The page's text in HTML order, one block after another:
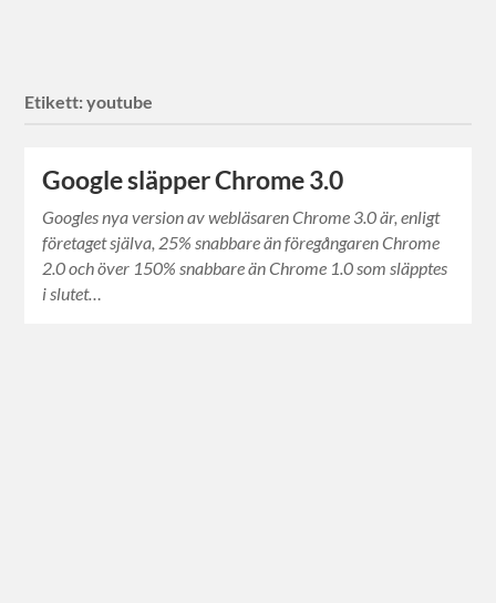
Etikett:youtube
Google släpper Chrome 3.0
Googles nya version av webläsaren Chrome 3.0 är, enligt
företaget själva, 25% snabbare än föregångaren Chrome
2.0 och över 150% snabbare än Chrome 1.0 som släpptes
i slutet…